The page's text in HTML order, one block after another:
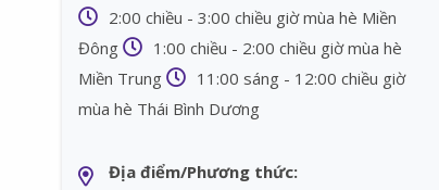
2:00 chiều - 3:00 chiều giờ mùa hè Miền
Đông
1:00 chiều - 2:00 chiều giờ mùa hè
Miền Trung
11:00 sáng - 12:00 chiều giờ
mùa hè Thái Bình Dương
Địa điểm/Phương thức: